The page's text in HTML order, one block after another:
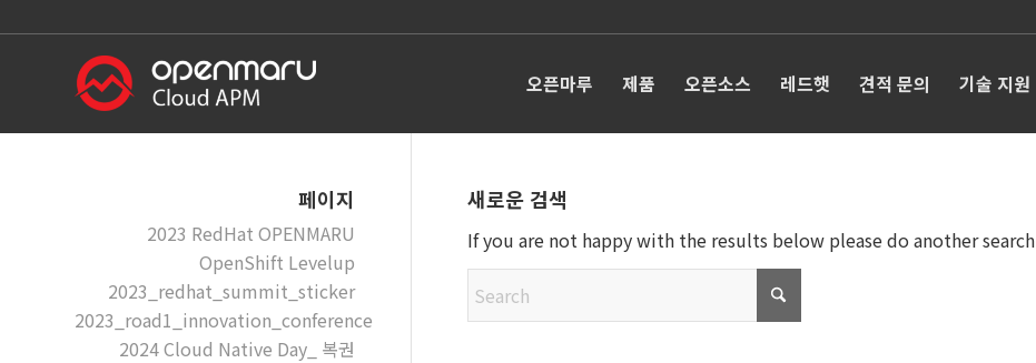
오픈마루 제품 오픈소스 레드햇 견적 문의 기술 지원
새로운 검색
If you are not happy with the results below please do another search
페이지
2023 RedHat OPENMARU
OpenShift Levelup
2023_redhat_summit_sticker
2023_road1_innovation_conference
2024 Cloud Native Day_ 복권